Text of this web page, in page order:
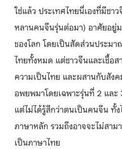
ใช่แล้ว ประเทศไทยนี่เองที่มีชา
หลานคนจีนรุ่นต่อมา) อาศัยอยู่
ของโลก โดยเป็นสัดส่วนประมา
ไทยทั้งหมด แต่ชาวจีนและเชื้อ
ความเป็นไทย และผสานกับสัง
อพยพมาโดยเฉพาะรุ่นที่ 2 และ
แต่ไม่ได้รู้สึกว่าตนเป็นคนจีน ทั้ง
ภาษาหลัก รวมถึงอาจจะไม่สาม
เป็นภาษาไทย